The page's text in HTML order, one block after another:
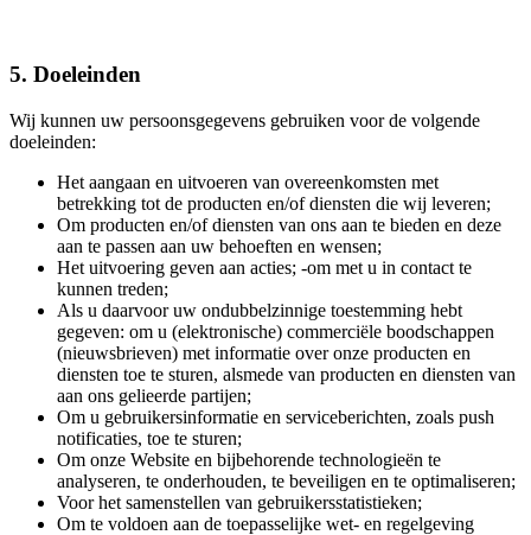
5. Doeleinden
Wij kunnen uw persoonsgegevens gebruiken voor de volgende
doeleinden:
Het aangaan en uitvoeren van overeenkomsten met
betrekking tot de producten en/of diensten die wij leveren;
Om producten en/of diensten van ons aan te bieden en deze
aan te passen aan uw behoeften en wensen;
Het uitvoering geven aan acties; -om met u in contact te
kunnen treden;
Als u daarvoor uw ondubbelzinnige toestemming hebt
gegeven: om u (elektronische) commerciële boodschappen
(nieuwsbrieven) met informatie over onze producten en
diensten toe te sturen, alsmede van producten en diensten van
aan ons gelieerde partijen;
Om u gebruikersinformatie en serviceberichten, zoals push
notificaties, toe te sturen;
Om onze Website en bijbehorende technologieën te
analyseren, te onderhouden, te beveiligen en te optimaliseren;
Voor het samenstellen van gebruikersstatistieken;
Om te voldoen aan de toepasselijke wet- en regelgeving